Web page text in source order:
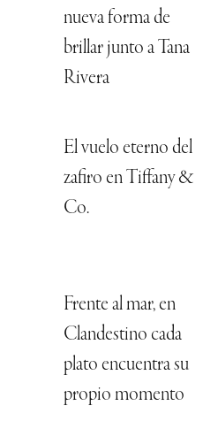
nueva forma de
brillar junto a Tana
Rivera
El vuelo eterno del
zafiro en Tiffany &
Co.
Frente al mar, en
Clandestino cada
plato encuentra su
propio momento